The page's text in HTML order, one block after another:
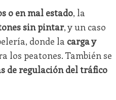
o en mal estado, la
sin pintar, y un caso
donde la carga y
los peatones. También se
de regulación del tráfico